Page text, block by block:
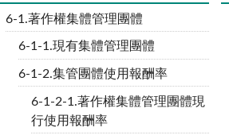
6-1.著作權集體管理團體
6-1-1.現有集體管理團體
6-1-2.集管團體使用報酬率
6-1-2-1.著作權集體管理團體現
行使用報酬率